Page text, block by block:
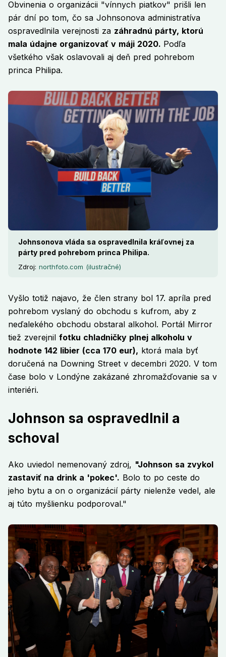
Obvinenia o organizácii "vínnych piatkov" prišli len
pár dní po tom, čo sa Johnsonova administratíva
ospravedlnila verejnosti za záhradnú párty, ktorú
mala údajne organizovať v máji 2020. Podľa
všetkého však oslavovali aj deň pred pohrebom
princa Philipa.
Johnsonova vláda sa ospravedlnila kráľovnej za
párty pred pohrebom princa Philipa.
Zdroj: northfoto.com (ilustračné)
Vyšlo totiž najavo, že člen strany bol 17. apríla pred
pohrebom vyslaný do obchodu s kufrom, aby z
neďalekého obchodu obstaral alkohol. Portál Mirror
tiež zverejnil fotku chladničky plnej alkoholu v
hodnote 142 libier (cca 170 eur), ktorá mala byť
doručená na Downing Street v decembri 2020. V tom
čase bolo v Londýne zakázané zhromažďovanie sa v
interiéri.
Johnson sa ospravedlnil a
schoval
Ako uviedol nemenovaný zdroj, "Johnson sa zvykol
zastaviť na drink a 'pokec'. Bolo to po ceste do
jeho bytu a on o organizácií párty nielenže vedel, ale
aj túto myšlienku podporoval."